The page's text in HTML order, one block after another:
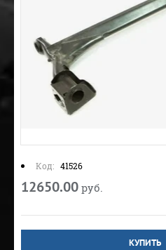
Код: 41526
12650.00 руб.
КУПИТЬ